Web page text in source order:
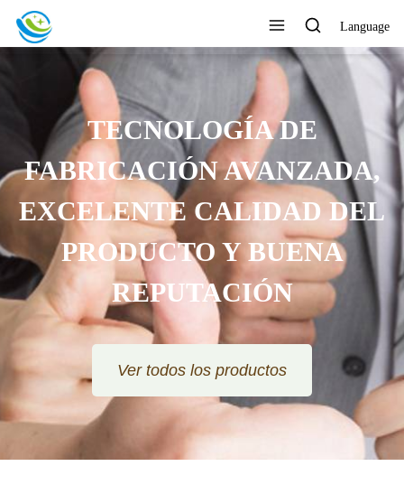
Language
TECNOLOGÍA DE
FABRICACIÓN AVANZADA,
EXCELENTE CALIDAD DEL
PRODUCTO Y BUENA
REPUTACIÓN
Ver todos los productos